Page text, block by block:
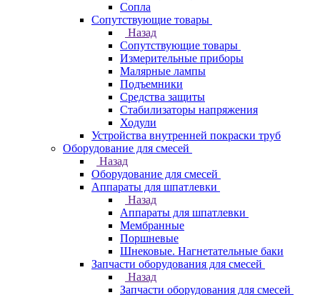
Сопла
Сопутствующие товары
Назад
Сопутствующие товары
Измерительные приборы
Малярные лампы
Подъемники
Средства защиты
Стабилизаторы напряжения
Ходули
Устройства внутренней покраски труб
Оборудование для смесей
Назад
Оборудование для смесей
Аппараты для шпатлевки
Назад
Аппараты для шпатлевки
Мембранные
Поршневые
Шнековые. Нагнетательные баки
Запчасти оборудования для смесей
Назад
Запчасти оборудования для смесей